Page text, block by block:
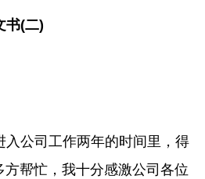
书(二)
入公司工作两年的时间里，得
帮忙，我十分感激公司各位